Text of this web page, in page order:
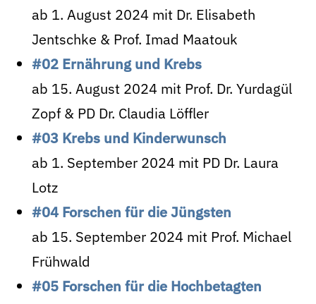
ab 1. August 2024 mit Dr. Elisabeth
Jentschke & Prof. Imad Maatouk
#02 Ernährung und Krebs
ab 15. August 2024 mit Prof. Dr. Yurdagül
Zopf & PD Dr. Claudia Löffler
#03 Krebs und Kinderwunsch
ab 1. September 2024 mit PD Dr. Laura
Lotz
#04 Forschen für die Jüngsten
ab 15. September 2024 mit Prof. Michael
Frühwald
#05 Forschen für die Hochbetagten